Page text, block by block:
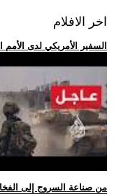
اخر الافلام
.. السفير الأمريكي لدى
.. من صناعة السروج إلى